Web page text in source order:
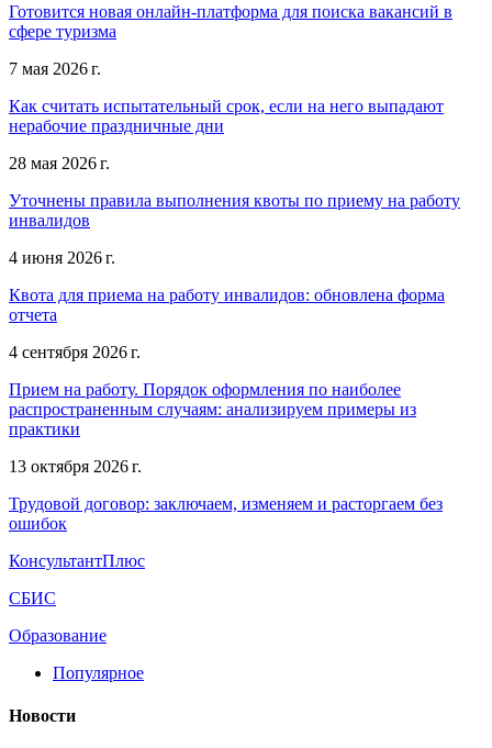
Готовится новая онлайн-платформа для поиска вакансий в
сфере туризма
7 мая 2026 г.
Как считать испытательный срок, если на него выпадают
нерабочие праздничные дни
28 мая 2026 г.
Уточнены правила выполнения квоты по приему на работу
инвалидов
4 июня 2026 г.
Квота для приема на работу инвалидов: обновлена форма
отчета
4 сентября 2026 г.
Прием на работу. Порядок оформления по наиболее
распространенным случаям: анализируем примеры из
практики
13 октября 2026 г.
Трудовой договор: заключаем, изменяем и расторгаем без
ошибок
КонсультантПлюс
СБИС
Образование
Популярное
Новости